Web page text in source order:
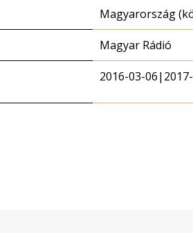
Magyarország
Magyar Rádió
2016-03-